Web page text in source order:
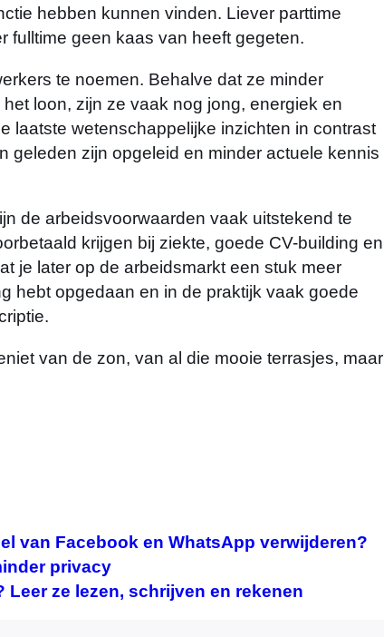
hebben kunnen vinden. Liever parttime
fulltime geen kaas van heeft gegeten.
te noemen. Behalve dat ze minder
loon, zijn ze vaak nog jong, energiek en
laatste wetenschappelijke inzichten in contrast
geleden zijn opgeleid en minder actuele kennis
de arbeidsvoorwaarden vaak uitstekend te
krijgen bij ziekte, goede CV-building en
je later op de arbeidsmarkt een stuk meer
hebt opgedaan en in de praktijk vaak goede
van de zon, van al die mooie terrasjes, maar
van Facebook en WhatsApp verwijderen?
privacy
ze lezen, schrijven en rekenen